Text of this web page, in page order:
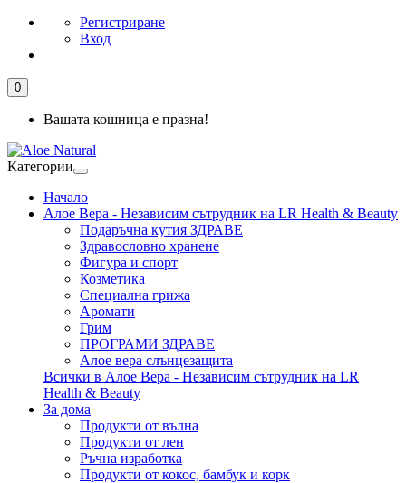
Регистриране
Вход
0
Вашата кошница е празна!
Категории
Начало
Алое Вера - Независим сътрудник на LR Health & Beauty
Подаръчна кутия ЗДРАВЕ
Здравословно хранене
Фигура и спорт
Козметика
Специална грижа
Аромати
Грим
ПРОГРАМИ ЗДРАВЕ
Алое вера слънцезащита
Всички в Алое Вера - Независим сътрудник на LR
Health & Beauty
За дома
Продукти от вълна
Продукти от лен
Ръчна изработка
Продукти от кокос, бамбук и корк